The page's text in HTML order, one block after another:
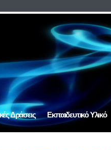
Δράσεις Εκπαιδευτικό Υλικό